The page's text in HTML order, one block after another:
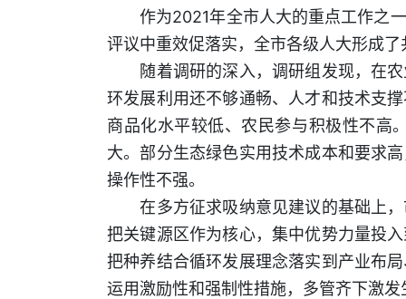
作为2021年全市人大的重点工作之一
评议中重效促落实，全市各级人大形成
随着调研的深入，调研组发现，在农
环发展利用还不够通畅、人才和技术支
商品化水平较低、农民参与积极性不高
大。部分生态绿色实用技术成本和要求
操作性不强。
在多方征求吸纳意见建议的基础上，
把关键源区作为核心，集中优势力量投
把种养结合循环发展理念落实到产业布
运用激励性和强制性措施，多管齐下激